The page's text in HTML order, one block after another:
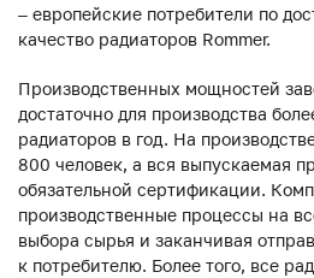
– европейские потребители по
качество радиаторов Rommer.
Производственных мощностей
достаточно для производства
радиаторов в год. На
800 человек, а вся выпускаемая
обязательной сертификации.
производственные процессы на
выбора сырья и заканчивая
к потребителю. Более того, все